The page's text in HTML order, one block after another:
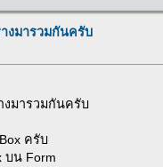
งมารวมกันครับ
งมารวมกันครับ
ครับ
บน Form